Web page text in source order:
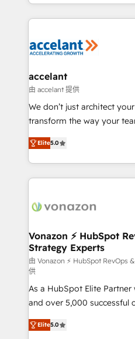
new HubSpot portal with
CRM Migrations using our
HubSpot into a genuine growth
HubSpot's Global Partner
worldwide, and with over
One company, one
across offices and
Canada, Germany, France,
South Africa. Certified compliant with ISO/IEC
international offices and
accelant
由 accelant 提供
We don’t just architect
transform the way your
Elite HubSpot Solutions
creating tailored, end-to-
accelerate growth,
and ensure faster time to
day one, our team takes
strategies that deliver impactful
is to empower you to
—faster. Through expert
responsiveness, and
your team to adopt new
and achieve a unified,
customer engagement.
Elite5.0
Vonazon ⚡ HubSpot
Strategy Experts
由 Vonazon ⚡ HubSpot RevOps
供
As a HubSpot Elite
and over 5,000 successful
Vonazon turns marketing
measurable, scalable
Elite5.0